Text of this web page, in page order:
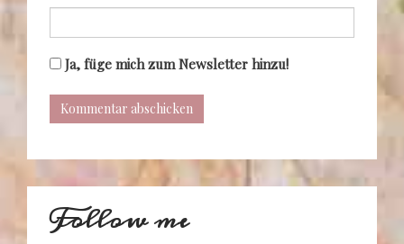
Ja, füge mich zum Newsletter hinzu!
Follow me